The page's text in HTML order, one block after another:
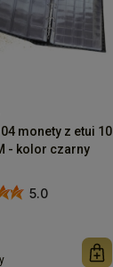
monety z etui 10
kart - LEUCHTTURM - kolor czarny
5.0